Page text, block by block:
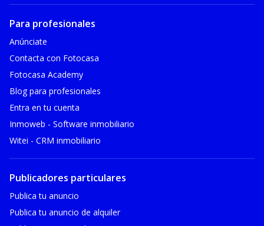
Para profesionales
Anúnciate
Contacta con Fotocasa
Fotocasa Academy
Blog para profesionales
Entra en tu cuenta
Inmoweb - Software inmobiliario
Witei - CRM inmobiliario
Publicadores particulares
Publica tu anuncio
Publica tu anuncio de alquiler